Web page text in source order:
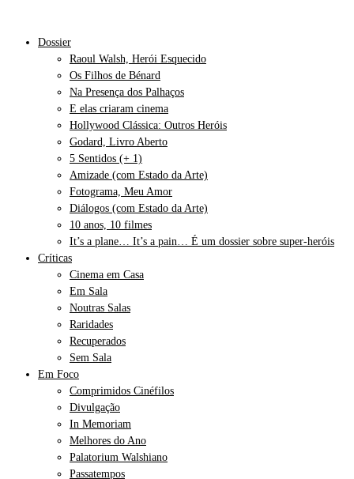
Dossier
Raoul Walsh, Herói Esquecido
Os Filhos de Bénard
Na Presença dos Palhaços
E elas criaram cinema
Hollywood Clássica: Outros Heróis
Godard, Livro Aberto
5 Sentidos (+ 1)
Amizade (com Estado da Arte)
Fotograma, Meu Amor
Diálogos (com Estado da Arte)
10 anos, 10 filmes
It’s a plane… It’s a pain… É um dossier sobre super-heróis
Críticas
Cinema em Casa
Em Sala
Noutras Salas
Raridades
Recuperados
Sem Sala
Em Foco
Comprimidos Cinéfilos
Divulgação
In Memoriam
Melhores do Ano
Palatorium Walshiano
Passatempos